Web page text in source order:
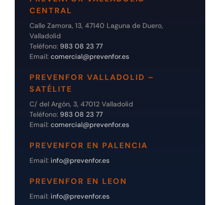
CENTRAL
Calle Zamora, 13, 47140 Laguna de Duero,
Valladolid
Teléfono: 983 08 23 77
Email: comercial@prevenfor.es
PREVENFOR VALLADOLID –
SATÉLITE
C/ del Argón, 3, 47012 Valladolid
Teléfono: 983 08 23 77
Email: comercial@prevenfor.es
PREVENFOR EN PALENCIA
Email: info@prevenfor.es
PREVENFOR EN LEON
Email: info@prevenfor.es